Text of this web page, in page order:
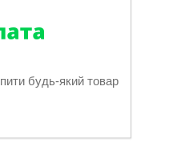
будь-який товар